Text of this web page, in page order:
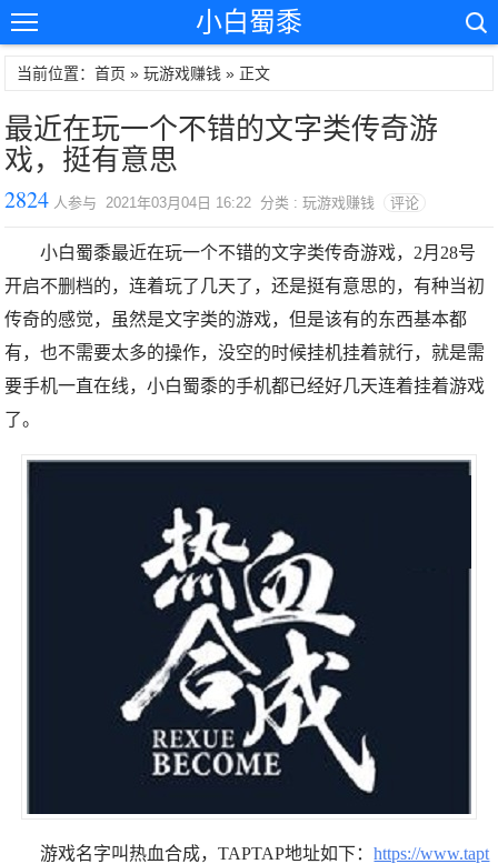
小白蜀黍
当前位置：首页 »玩游戏赚钱 » 正文
最近在玩一个不错的文字类传奇游
戏，挺有意思
2824 人参与 2021年03月04日 16:22 分类 : 玩游戏赚钱 评论
小白蜀黍最近在玩一个不错的文字类传奇游戏，2月28号
开启不删档的，连着玩了几天了，还是挺有意思的，有种当初
传奇的感觉，虽然是文字类的游戏，但是该有的东西基本都
有，也不需要太多的操作，没空的时候挂机挂着就行，就是需
要手机一直在线，小白蜀黍的手机都已经好几天连着挂着游戏
了。
游戏名字叫热血合成，TAPTAP地址如下：https://www.tapt